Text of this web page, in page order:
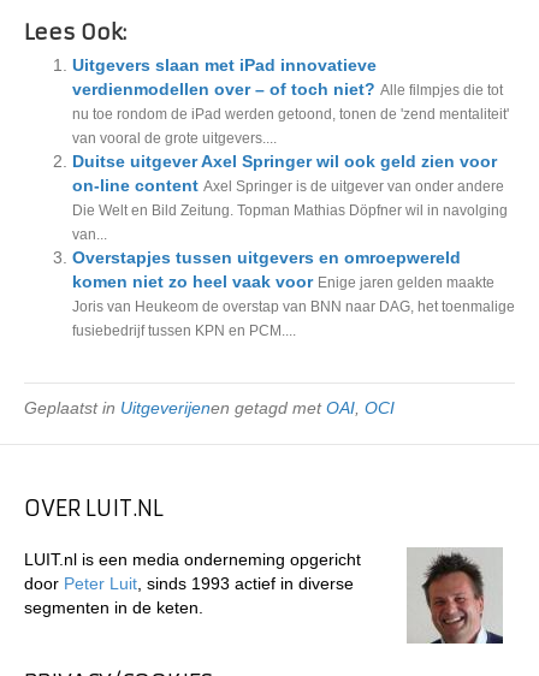
Lees Ook:
Uitgevers slaan met iPad innovatieve
verdienmodellen over – of toch niet? Alle filmpjes die tot
nu toe rondom de iPad werden getoond, tonen de 'zend mentaliteit'
van vooral de grote uitgevers....
Duitse uitgever Axel Springer wil ook geld zien voor
on-line content Axel Springer is de uitgever van onder andere
Die Welt en Bild Zeitung. Topman Mathias Döpfner wil in navolging
van...
Overstapjes tussen uitgevers en omroepwereld
komen niet zo heel vaak voor Enige jaren gelden maakte
Joris van Heukeom de overstap van BNN naar DAG, het toenmalige
fusiebedrijf tussen KPN en PCM....
Geplaatst in Uitgeverijenen getagd metOAI OCI
OVER LUIT.NL
LUIT.nl is een media onderneming opgericht
door Peter Luit , sinds 1993 actief in diverse
segmenten in de keten.